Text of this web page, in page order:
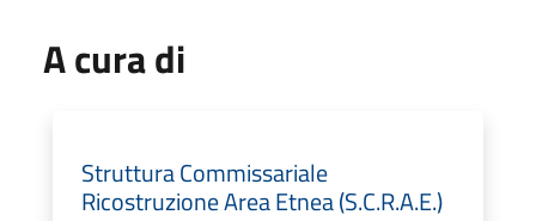
A cura di
Struttura Commissariale
Ricostruzione Area Etnea (S.C.R.A.E.)